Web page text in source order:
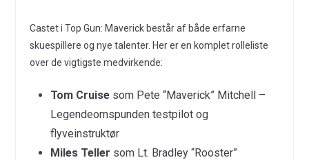
Castet i Top Gun: Maverick består af både erfarne
skuespillere og nye talenter. Her er en komplet rolleliste
over de vigtigste medvirkende:
Tom Cruisesom Pete “Maverick” Mitchell –
Legendeomspunden testpilot og
flyveinstruktør
Miles Teller som Lt. Bradley “Rooster”